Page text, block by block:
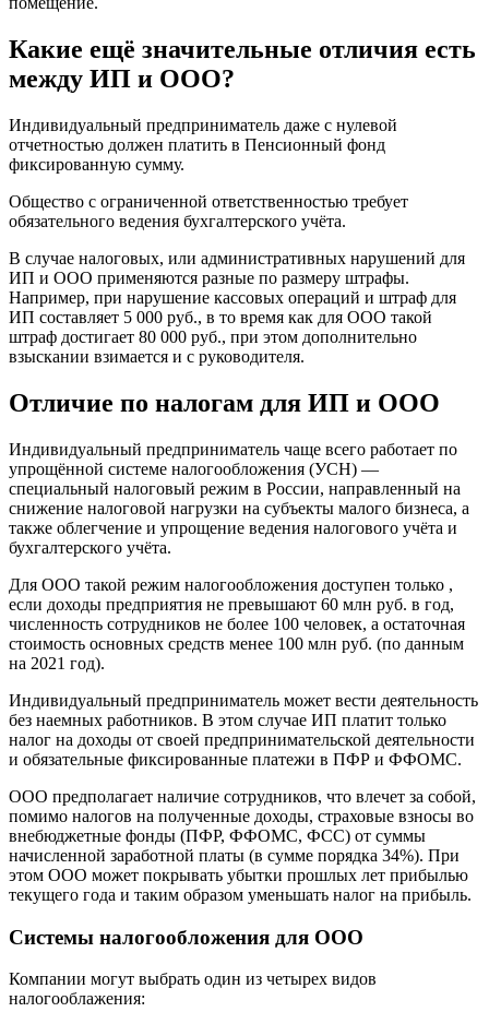
Какие ещё значительные отличия есть
между ИП и ООО?
Индивидуальный предприниматель даже с нулевой
отчетностью должен платить в Пенсионный фонд
фиксированную сумму.
Общество с ограниченной ответственностью требует
обязательного ведения бухгалтерского учёта.
В случае налоговых, или административных нарушений для
ИП и ООО применяются разные по размеру штрафы.
Например, при нарушение кассовых операций и штраф для
ИП составляет 5 000 руб., в то время как для ООО такой
штраф достигает 80 000 руб., при этом дополнительно
взыскании взимается и с руководителя.
Отличие по налогам для ИП и ООО
Индивидуальный предприниматель чаще всего работает по
упрощённой системе налогообложения (УСН) —
специальный налоговый режим в России, направленный на
снижение налоговой нагрузки на субъекты малого бизнеса, а
также облегчение и упрощение ведения налогового учёта и
бухгалтерского учёта.
Для ООО такой режим налогообложения доступен только ,
если доходы предприятия не превышают 60 млн руб. в год,
численность сотрудников не более 100 человек, а остаточная
стоимость основных средств менее 100 млн руб. (по данным
на 2021 год).
Индивидуальный предприниматель может вести деятельность
без наемных работников. В этом случае ИП платит только
налог на доходы от своей предпринимательской деятельности
и обязательные фиксированные платежи в ПФР и ФФОМС.
ООО предполагает наличие сотрудников, что влечет за собой,
помимо налогов на полученные доходы, страховые взносы во
внебюджетные фонды (ПФР, ФФОМС, ФСС) от суммы
начисленной заработной платы (в сумме порядка 34%). При
этом ООО может покрывать убытки прошлых лет прибылью
текущего года и таким образом уменьшать налог на прибыль.
Системы налогообложения для ООО
Компании могут выбрать один из четырех видов
налогооблажения: